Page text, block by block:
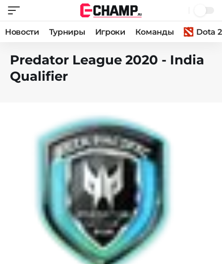
Новости Турниры Игроки Команды Dota 2
Predator League 2020 - India
Qualifier